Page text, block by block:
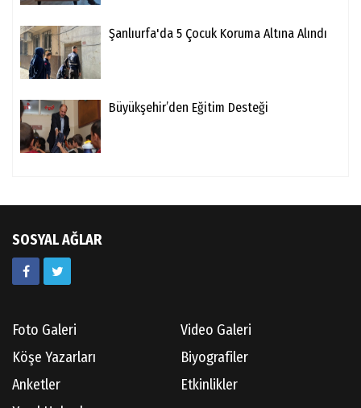
Şanlıurfa'da 5 Çocuk Koruma Altına Alındı
Büyükşehir’den Eğitim Desteği
SOSYAL AĞLAR
Foto Galeri
Video Galeri
Köşe Yazarları
Biyografiler
Anketler
Etkinlikler